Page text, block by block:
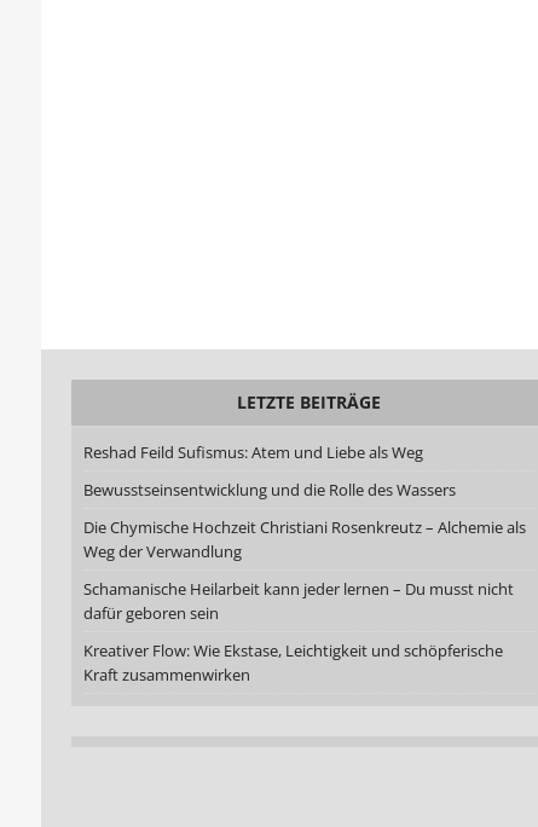
LETZTE BEITRÄGE
Reshad Feild Sufismus: Atem und Liebe als Weg
Bewusstseinsentwicklung und die Rolle des Wassers
Die Chymische Hochzeit Christiani Rosenkreutz – Alchemie als
Weg der Verwandlung
Schamanische Heilarbeit kann jeder lernen – Du musst nicht
dafür geboren sein
Kreativer Flow: Wie Ekstase, Leichtigkeit und schöpferische
Kraft zusammenwirken